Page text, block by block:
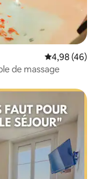
Évaluation
4,98 (46)
de massage